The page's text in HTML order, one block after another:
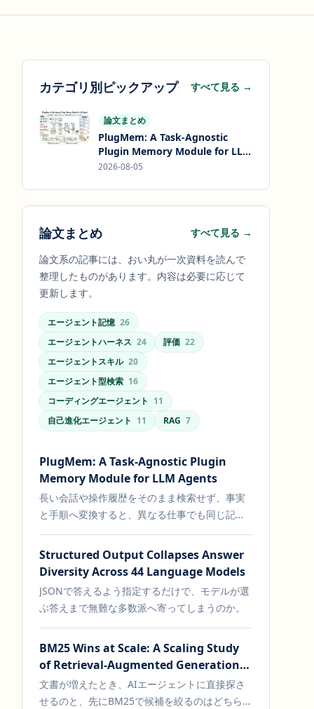
カテゴリ別ピックアップ すべて見る →
論文まとめ
PlugMem: A Task-Agnostic
Plugin Memory Module for LLM
Agents
2026-08-05
論文まとめ
すべて見る →
論文系の記事には、おい丸が一次資料を読んで
整理したものがあります。内容は必要に応じて
更新します。
エージェント記憶 26
エージェントハーネス 24 評価 22
エージェントスキル 20
エージェント型検索 16
コーディングエージェント 11
自己進化エージェント 11 RAG 7
PlugMem: A Task-Agnostic Plugin
Memory Module for LLM Agents
長い会話や操作履歴をそのまま検索せず、事実
と手順へ変換すると、異なる仕事でも同じ記憶
基盤を使えるのか。
Structured Output Collapses Answer
Diversity Across 44 Language Models
JSONで答えるよう指定するだけで、モデルが選
ぶ答えまで無難な多数派へ寄ってしまうのか。
BM25 Wins at Scale: A Scaling Study
of Retrieval-Augmented Generation
Paradigms
文書が増えたとき、AIエージェントに直接探さ
せるのと、先にBM25で候補を絞るのはどちらが